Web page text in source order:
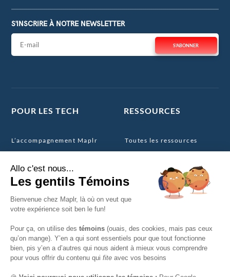
S'INSCRIRE À NOTRE NEWSLETTER
S'ABONNER
POUR LES TECH
L’accompagnement Maplr
Offres d’emploi tech
POUR LES ENTREPRISES
Nos services
La Maplr Core Team
RESSOURCES
Toutes les ressources
Les offres d’emploi tech au
tech Canada
Le template CV tech